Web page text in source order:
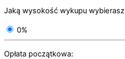
Jaką wysokość wykupu
0%
Opłata początkowa: